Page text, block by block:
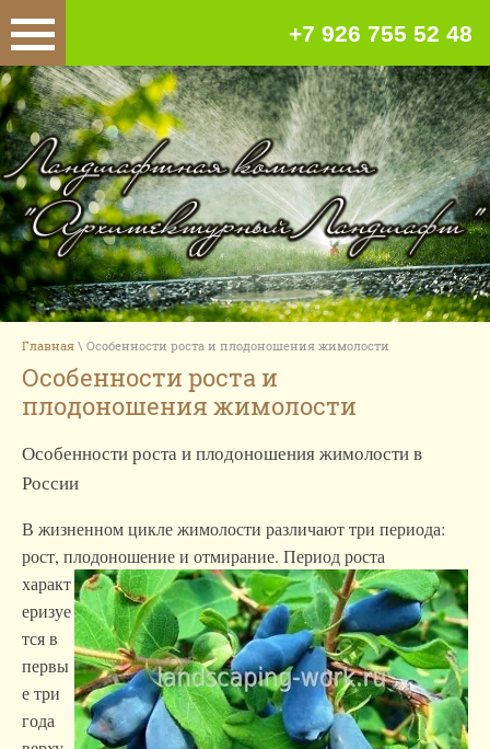
Главная \ Особенности роста и плодоношения жимолости
Особенности роста и
плодоношения жимолости
Особенности роста и плодоношения жимолости в
России
В жизненном цикле жимолости различают три периода:
рост, плодоношение и отмирание. Период роста
характ
еризуе
тся в
первы
е три
года
+7 926 755 52 48